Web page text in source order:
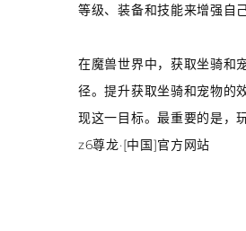
等级、装备和技能来增强自
在魔兽世界中，获取坐骑和
径。提升获取坐骑和宠物的
现这一目标。最重要的是，
z6尊龙·[中国]官方网站